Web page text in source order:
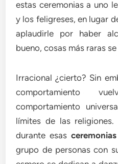
estas ceremonias a uno
y los feligreses, en lugar
aplaudirle por haber
bueno, cosas más raras
Irracional ¿cierto? Sin
comportamiento
comportamiento
límites de las
durante esas
grupo de personas con